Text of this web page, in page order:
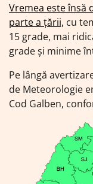
Vremea este însă
parte a țării, cu
15 grade, mai
grade și minime
Pe lângă
de Meteorologie
Cod Galben,